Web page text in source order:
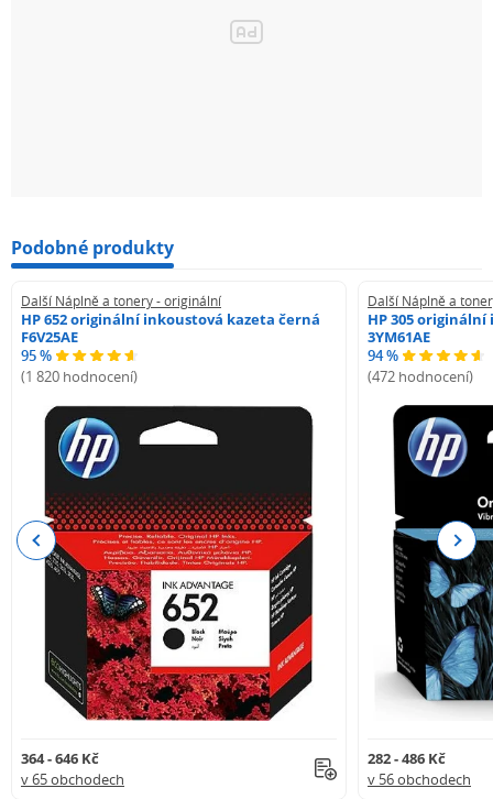
Podobné produkty
Další Náplně a tonery - originální
HP 652 originální inkoustová kazeta černá
F6V25AE
95 %
(1 820 hodnocení)
364 - 646 Kč
v 65 obchodech
Další Náplně a
HP 305
3YM61AE
94 %
(472 hodnocení)
282 - 486 Kč
v 56 obchodech
Previous Next